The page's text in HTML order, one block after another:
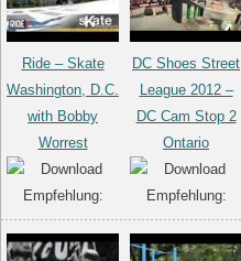
Ride – Skate
Washington, D.C.
with Bobby
Worrest
DC Shoes Street
League 2012 –
DC Cam Stop 2
Ontario